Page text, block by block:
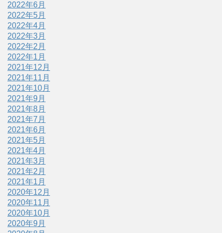
2022年6月
2022年5月
2022年4月
2022年3月
2022年2月
2022年1月
2021年12月
2021年11月
2021年10月
2021年9月
2021年8月
2021年7月
2021年6月
2021年5月
2021年4月
2021年3月
2021年2月
2021年1月
2020年12月
2020年11月
2020年10月
2020年9月